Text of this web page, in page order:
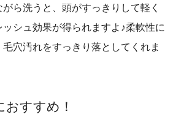
ら洗うと、頭がすっきりして軽く
シュ効果が得られますよ♪柔軟性に
穴汚れをすっきり落としてくれま
おすすめ！